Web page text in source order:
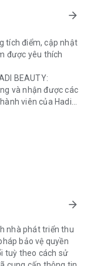
arrow_forward
tích điểm, cập nhật
được yêu thích
BEAUTY:
và nhận được các
viên của Hadi
và các sản
sắm cá nhân.
arrow_forward
nhà phát triển thu
bảo vệ quyền
tuỳ theo cách sử